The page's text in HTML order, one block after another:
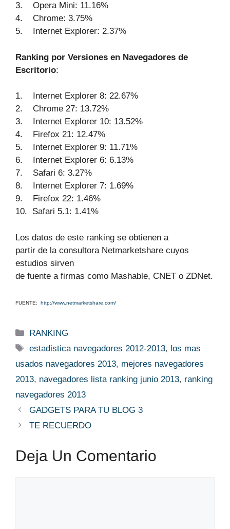
3. Opera Mini: 11.16%
4. Chrome: 3.75%
5. Internet Explorer: 2.37%
Ranking por Versiones en Navegadores de
Escritorio:
1. Internet Explorer 8: 22.67%
2. Chrome 27: 13.72%
3. Internet Explorer 10: 13.52%
4. Firefox 21: 12.47%
5. Internet Explorer 9: 11.71%
6. Internet Explorer 6: 6.13%
7. Safari 6: 3.27%
8. Internet Explorer 7: 1.69%
9. Firefox 22: 1.46%
10. Safari 5.1: 1.41%
Los datos de este ranking se obtienen a
partir de la consultora Netmarketshare cuyos
estudios sirven
de fuente a firmas como Mashable, CNET o ZDNet.
FUENTE: http://www.netmarketshare.com/
Categorías
RANKING
Etiquetas
estadistica navegadores 2012-2013, los mas
usados navegadores 2013, mejores navegadores
2013, navegadores lista ranking junio 2013, ranking
navegadores 2013
GADGETS PARA TU BLOG 3
TE RECUERDO
Deja Un Comentario